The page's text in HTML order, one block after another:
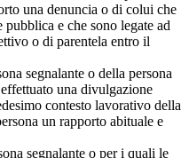
una denuncia o di colui che
e che sono legate ad
o di parentela entro il
segnalante o della persona
una divulgazione
contesto lavorativo della
un rapporto abituale e
segnalante o per i quali le